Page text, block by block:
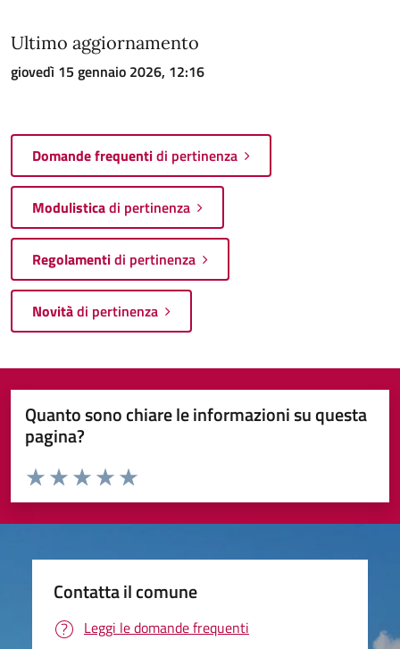
Ultimo aggiornamento
giovedì 15 gennaio 2026, 12:16
Domande frequentidi pertinenza
Modulisticadi pertinenza
Regolamentidi pertinenza
Novitàdi pertinenza
Quanto sono chiare le informazioni su questa
pagina?
Valuta da 1 a 5 stelle la pagina
Valuta 5 stelle su 5
Valuta 4 stelle su 5
Valuta 3 stelle su 5
Valuta 2 stelle su 5
Valuta 1 stelle su 5
Contatta il comune
Leggi le domande frequenti